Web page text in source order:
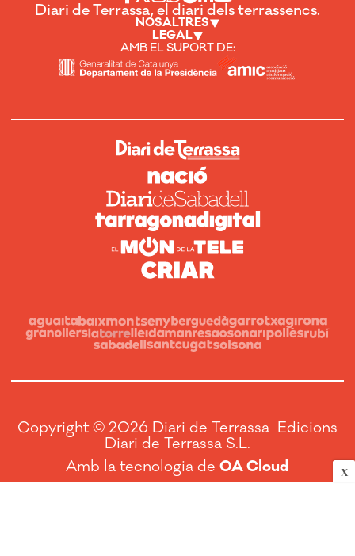
X
Diari de Terrassa, el diari dels terrassencs.
NOSALTRES
LEGAL
AMB EL SUPORT DE:
Copyright © 2026 Diari de Terrassa Edicions
Diari de Terrassa S.L.
Amb la tecnologia de OA Cloud